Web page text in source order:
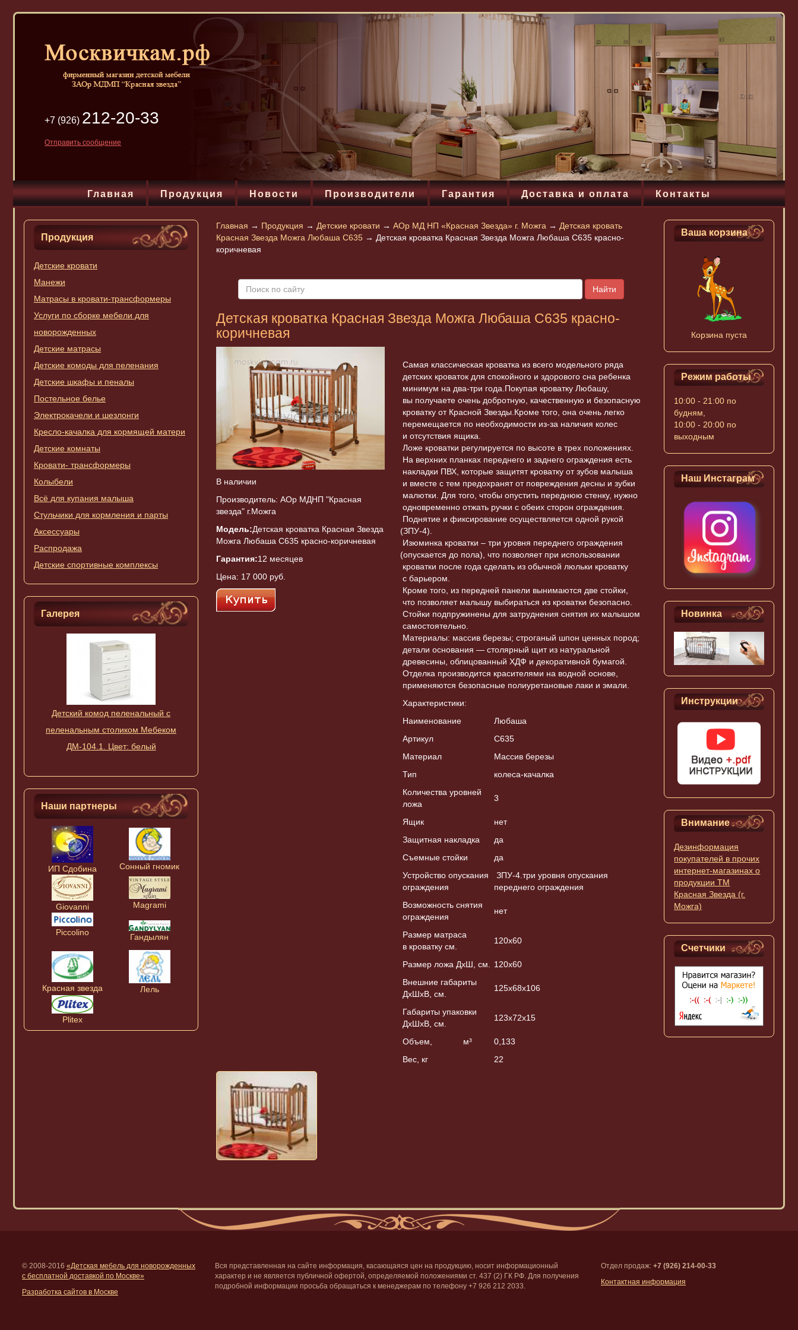
+7 (926) 212-20-33
Отправить сообщение
Главная Продукция Новости Производители Гарантия Доставка и оплата Контакты
Продукция
Детские кровати
Манежи
Матрасы в кровати-трансформеры
Услуги по сборке мебели для
новорожденных
Детские матрасы
Детские комоды для пеленания
Детские шкафы и пеналы
Постельное белье
Электрокачели и шезлонги
Кресло-качалка для кормящей матери
Детские комнаты
Кровати- трансформеры
Колыбели
Всё для купания малыша
Стульчики для кормления и парты
Аксессуары
Распродажа
Детские спортивные комплексы
Галерея
Детский комод пеленальный с
пеленальным столиком Мебеком
ДМ-104.1. Цвет: белый
Детская кровать Красная Звезда Можга
Кристина С619
Детская кровать Красная Звезда
Наши партнеры
ИП Сдобина Сонный гномик
Giovanni Magrami
Piccolino
Гандылян
Красная звезда Лель
Plitex
Главная → Продукция → Детские кровати → АОр МД НП «Красная Звезда» г. Можга → Детская кровать
Красная Звезда Можга Любаша C635 → Детская кроватка Красная Звезда Можга Любаша C635 красно-
коричневая
Найти
Детская кроватка Красная Звезда Можга Любаша C635 красно-
коричневая
В наличии
Производитель: АОр МДНП "Красная
звезда" г.Можга
Модель:Детская кроватка Красная Звезда
Можга Любаша C635 красно-коричневая
Гарантия:12 месяцев
Цена: 17 000 руб.
Самая классическая кроватка из всего модельного ряда
детских кроваток для спокойного и здорового сна ребенка
минимум на два-три года.Покупая кроватку Любашу,
вы получаете очень добротную, качественную и безопасную
кроватку от Красной Звезды.Кроме того, она очень легко
перемещается по необходимости из-за наличия колес
и отсутствия ящика.
Ложе кроватки регулируется по высоте в трех положениях.
На верхних планках переднего и заднего ограждения есть
накладки ПВХ, которые защитят кроватку от зубов малыша
и вместе с тем предохранят от повреждения десны и зубки
малютки. Для того, чтобы опустить переднюю стенку, нужно
одновременно отжать ручки с обеих сторон ограждения.
Поднятие и фиксирование осуществляется одной рукой
(ЗПУ-4).
Изюминка кроватки – три уровня переднего ограждения
(опускается до пола), что позволяет при использовании
кроватки после года сделать из обычной люльки кроватку
с барьером.
Кроме того, из передней панели вынимаются две стойки,
что позволяет малышу выбираться из кроватки безопасно.
Стойки подпружинены для затруднения снятия их малышом
самостоятельно.
Материалы: массив березы; строганый шпон ценных пород;
детали основания — столярный щит из натуральной
древесины, облицованный ХДФ и декоративной бумагой.
Отделка производится красителями на водной основе,
применяются безопасные полиуретановые лаки и эмали.
Характеристики:
Наименование
Любаша
Артикул
С635
Материал
Массив березы
Тип
колеса-качалка
Количества уровней
ложа
3
Ящик
нет
Защитная накладка
да
Съемные стойки
да
Устройство опускания
ограждения
ЗПУ-4.три уровня опускания
переднего ограждения
Возможность снятия
ограждения
нет
Размер матраса
в кроватку см.
120х60
Размер ложа ДхШ, см.
120х60
Внешние габариты
ДхШхВ, см.
125х68х106
Габариты упаковки
ДхШхВ, см.
123х72х15
Объем, м³
0,133
Вес, кг
22
Ваша корзина
Корзина пуста
Режим работы
10:00 - 21:00 по
будням,
10:00 - 20:00 по
выходным
Наш Инстаграм
Новинка
Инструкции
Внимание
Дезинформация
покупателей в прочих
интернет-магазинах о
продукции ТМ
Красная Звезда (г.
Можга)
Счетчики
© 2008-2016 «Детская мебель для новорожденных
с бесплатной доставкой по Москве»
Разработка сайтов в Москве
Вся представленная на сайте информация, касающаяся цен на продукцию, носит информационный
характер и не является публичной офертой, определяемой положениями ст. 437 (2) ГК РФ. Для получения
подробной информации просьба обращаться к менеджерам по телефону +7 926 212 2033.
Отдел продаж: +7 (926) 214-00-33
Контактная информация